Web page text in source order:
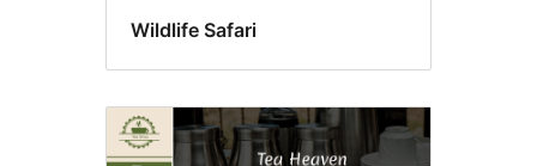
Wildlife Safari